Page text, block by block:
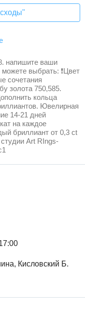
напишите ваши
выбрать: ❗Цвет
сочетания
золота 750,585.
кольца
Ювелирная
14-21 дней
на каждое
бриллиант от 0,3 ct
Art RIngs-
Кисловский Б.